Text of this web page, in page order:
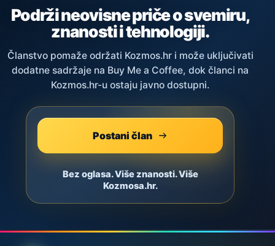
Podrži neovisne priče o svemiru,
znanosti i tehnologiji.
Članstvo pomaže održati Kozmos.hr i može uključivati
dodatne sadržaje na Buy Me a Coffee, dok članci na
Kozmos.hr-u ostaju javno dostupni.
Postani član
Bez oglasa. Više znanosti. Više
Kozmosa.hr.